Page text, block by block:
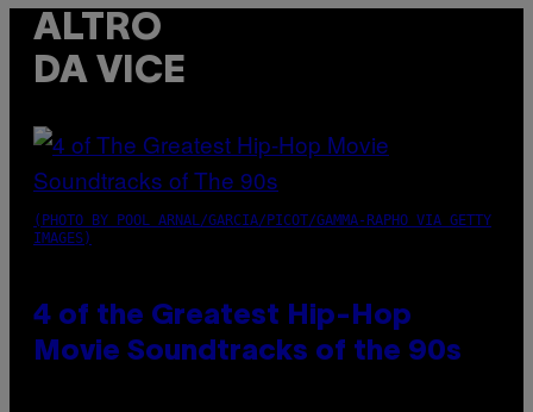
ALTRO
DA VICE
(PHOTO BY POOL ARNAL/GARCIA/PICOT/GAMMA-RAPHO VIA GETTY
IMAGES)
4 of the Greatest Hip-Hop
Movie Soundtracks of the 90s